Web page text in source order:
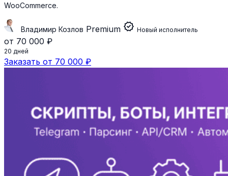
WooCommerce.
Владимир Козлов Premium verified Новый исполнитель
от 70 000 ₽
20 дней
Заказать от 70 000 ₽